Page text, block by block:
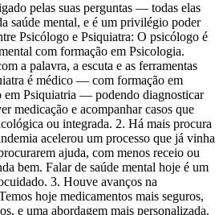
pelas suas perguntas — todas elas
saúde mental, e é um privilégio poder
Psicólogo e Psiquiatra: O psicólogo é
com formação em Psicologia.
a palavra, a escuta e as ferramentas
é médico — com formação em
em Psiquiatria — podendo diagnosticar
medicação e acompanhar casos que
ou integrada. 2. Há mais procura
acelerou um processo que já vinha
ajuda, com menos receio ou
bem. Falar de saúde mental hoje é um
3. Houve avanços na
hoje medicamentos mais seguros,
e uma abordagem mais personalizada.